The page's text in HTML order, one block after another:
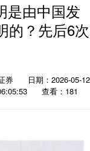
是由中国发
的？先后6次
券
日期：2026-05-12
查看：181